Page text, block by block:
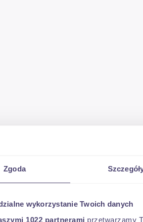
Zgoda
wykorzystanie Twoich danych
1022 partnerami przetwarzamy